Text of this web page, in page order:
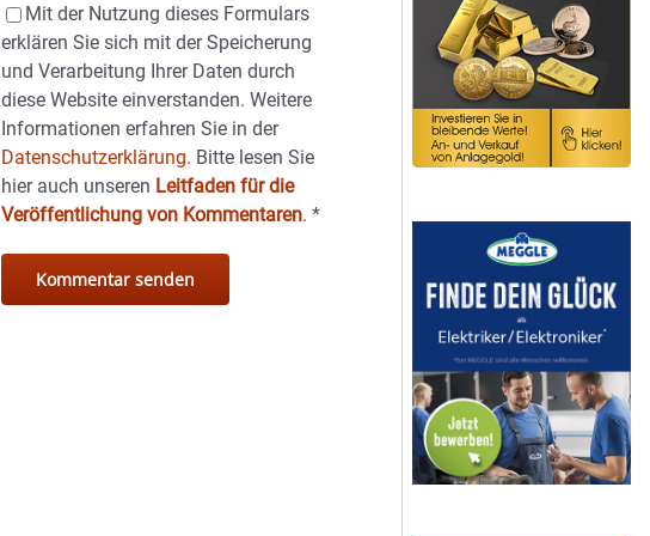
Mit der Nutzung dieses Formulars
erklären Sie sich mit der Speicherung
und Verarbeitung Ihrer Daten durch
diese Website einverstanden. Weitere
Informationen erfahren Sie in der
Datenschutzerklärung. Bitte lesen Sie
hier auch unseren Leitfaden für die
Veröffentlichung von Kommentaren.*